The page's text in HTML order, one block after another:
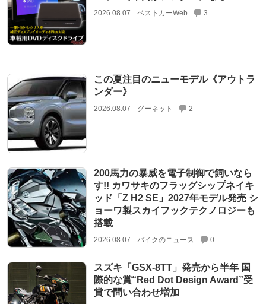
2026.08.07 ベストカーWeb 3
この夏注目のニューモデル《アウトラ
ンダー》
2026.08.07 グーネット 2
200馬力の暴威を電子制御で飼いなら
す!! カワサキのフラッグシップネイキ
ッド「Z H2 SE」2027年モデル発売 シ
ョーワ製スカイフックテクノロジーも
搭載
2026.08.07 バイクのニュース 0
スズキ「GSX-8TT」発売から半年 国
際的な賞“Red Dot Design Award”受
賞で問い合わせ増加